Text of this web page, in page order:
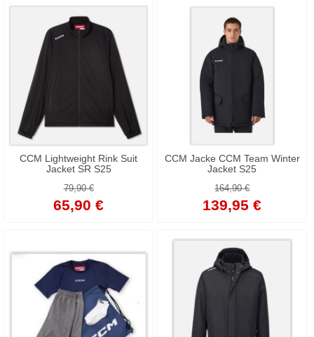
CCM Lightweight Rink Suit
Jacket SR S25
79,90 €
65,90 €
CCM Jacke CCM Team Winter
Jacket S25
164,90 €
139,95 €